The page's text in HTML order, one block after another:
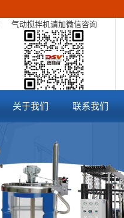
气动搅拌机请加微信咨询
关于我们 联系我们